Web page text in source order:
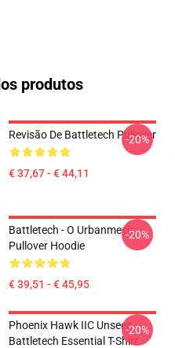
produtos
Revisão De Battletech Pullover
€ 37,67 - € 44,11
-20%
Battletech - O Urbanmech
Pullover Hoodie
€ 39,51 - € 45,95
-20%
Phoenix Hawk IIC Unseen
Battletech Essential T-Shirt
-20%